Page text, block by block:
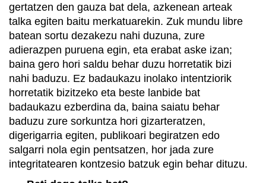
gertatzen den gauza bat dela, azkenean arteak
talka egiten baitu merkatuarekin. Zuk mundu libre
batean sortu dezakezu nahi duzuna, zure
adierazpen puruena egin, eta erabat aske izan;
baina gero hori saldu behar duzu horretatik bizi
nahi baduzu. Ez badaukazu inolako intentziorik
horretatik bizitzeko eta beste lanbide bat
badaukazu ezberdina da, baina saiatu behar
baduzu zure sorkuntza hori gizarteratzen,
digerigarria egiten, publikoari begiratzen edo
salgarri nola egin pentsatzen, hor jada zure
integritatearen kontzesio batzuk egin behar dituzu.